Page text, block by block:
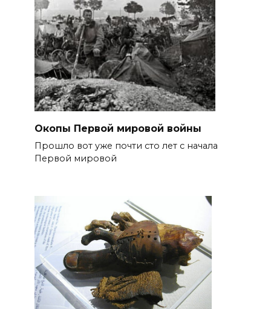
Окопы Первой мировой войны
Прошло вот уже почти сто лет с начала
Первой мировой